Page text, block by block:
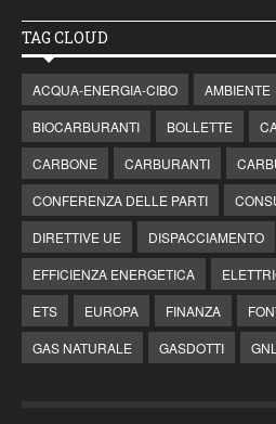
TAG CLOUD
ACQUA-ENERGIA-CIBO AMBIENTE
BIOCARBURANTI
BOLLETTE
CARBONE
CARBURANTI
CONFERENZA DELLE PARTI
DIRETTIVE UE
DISPACCIAMENTO
EFFICIENZA ENERGETICA
ETS
EUROPA FINANZA
GAS NATURALE
GASDOTTI GNL